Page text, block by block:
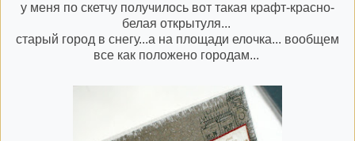
у меня по скетчу получилось вот такая крафт-красно-
белая открытуля...
старый город в снегу...а на площади елочка... вообщем
все как положено городам...